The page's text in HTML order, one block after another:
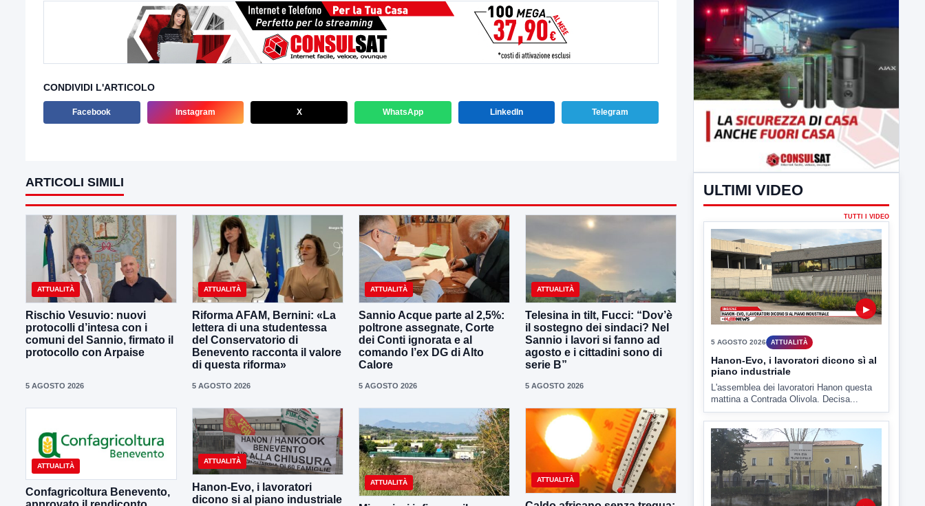
CONDIVIDI L'ARTICOLO
Facebook Instagram X WhatsApp LinkedIn Telegram
ARTICOLI SIMILI
ATTUALITÀ
Rischio Vesuvio: nuovi
protocolli d’intesa con i
comuni del Sannio, firmato il
protocollo con Arpaise
5 AGOSTO 2026
ATTUALITÀ
Riforma AFAM, Bernini: «La
lettera di una studentessa
del Conservatorio di
Benevento racconta il valore
di questa riforma»
5 AGOSTO 2026
ATTUALITÀ
Sannio Acque parte al 2,5%:
poltrone assegnate, Corte
dei Conti ignorata e al
comando l’ex DG di Alto
Calore
5 AGOSTO 2026
ATTUALITÀ
Telesina in tilt, Fucci: “Dov’è
il sostegno dei sindaci? Nel
Sannio i lavori si fanno ad
agosto e i cittadini sono di
serie B”
5 AGOSTO 2026
ATTUALITÀ
Confagricoltura Benevento,
ATTUALITÀ
Hanon-Evo, i lavoratori
dicono si al piano industriale
ATTUALITÀ ATTUALITÀ
ULTIMI VIDEO
TUTTI I VIDEO
▶
Hanon-Evo, i lavoratori dicono sì al
piano industriale
L'assemblea dei lavoratori Hanon questa
mattina a Contrada Olivola. Decisa...